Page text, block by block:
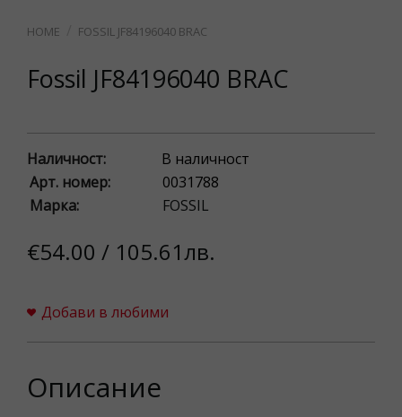
FOSSIL JF84196040 BRAC
Fossil JF84196040 BRAC
Наличност:
В наличност
Арт. номер:
0031788
Марка:
FOSSIL
€54.00 / 105.61лв.
Добави в любими
Описание